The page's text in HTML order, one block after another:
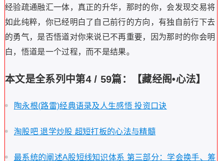
经验疏通融汇一体，真正的升华，那时的你，会发现交易将
如此纯粹，你已经明白了自己前行的方向，有独自前行下去
的勇气，是否悟道对你来说已不再重要，因为那时的你会明
白，悟道是一个过程，而不是结果。
本文是全系列中第4 / 59篇：【藏经阁•心法】
陶永根(路雷)经典语录及人生感悟 投资口诀
淘股吧 退学炒股 超短打板的心法与精髓
最系统的阐述A股短线知识体系 第三部分：学会换手、筹